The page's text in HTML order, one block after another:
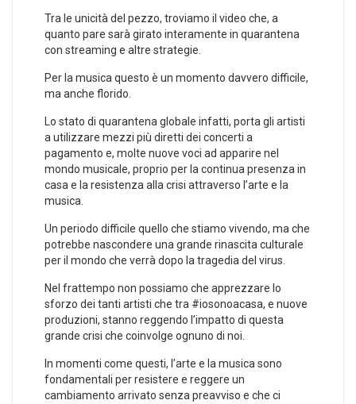
Tra le unicità del pezzo, troviamo il video che, a
quanto pare sarà girato interamente in quarantena
con streaming e altre strategie.
Per la musica questo è un momento davvero difficile,
ma anche florido.
Lo stato di quarantena globale infatti, porta gli artisti
a utilizzare mezzi più diretti dei concerti a
pagamento e, molte nuove voci ad apparire nel
mondo musicale, proprio per la continua presenza in
casa e la resistenza alla crisi attraverso l’arte e la
musica.
Un periodo difficile quello che stiamo vivendo, ma che
potrebbe nascondere una grande rinascita culturale
per il mondo che verrà dopo la tragedia del virus.
Nel frattempo non possiamo che apprezzare lo
sforzo dei tanti artisti che tra #iosonoacasa, e nuove
produzioni, stanno reggendo l’impatto di questa
grande crisi che coinvolge ognuno di noi.
In momenti come questi, l’arte e la musica sono
fondamentali per resistere e reggere un
cambiamento arrivato senza preavviso e che ci